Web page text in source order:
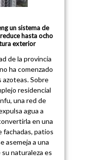
un sistema de
hasta ocho
exterior
de la provincia
ha comenzado
azoteas. Sobre
residencial
una red de
agua a
en una
fachadas, patios
asemeja a una
naturaleza es